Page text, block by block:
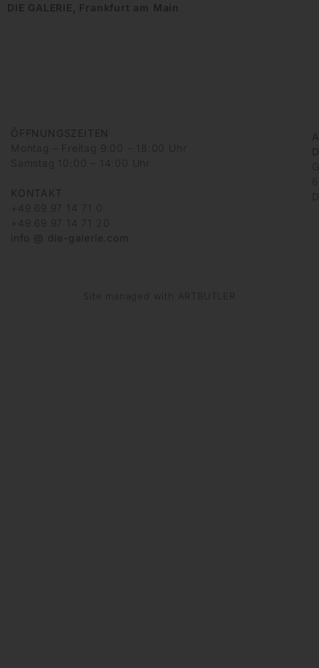
DIE GALERIE, Frankfurt am Main
ÖFFNUNGSZEITEN
Montag – Freitag 9:00 – 18:00 Uhr
Samstag 10:00 – 14:00 Uhr
KONTAKT
+49 69 97 14 71 0
+49 69 97 14 71 20
info @ die-galerie.com
Site managed with ARTBUTLER